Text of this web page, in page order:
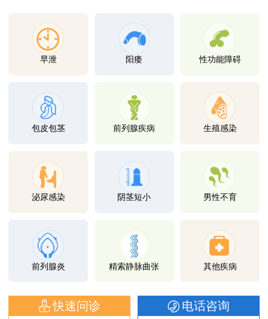
早泄 阳痿 性功能障碍
包皮包茎 前列腺疾病 生殖感染
泌尿感染 阴茎短小 男性不育
前列腺炎 精索静脉曲张 其他疾病
快速问诊 电话咨询